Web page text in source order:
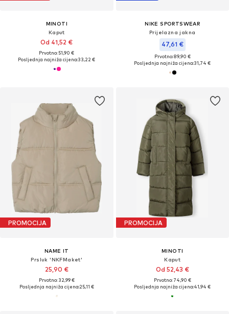
MINOTI
Kaput
Od 41,52 €
Prvotno: 51,90 €
Posljednja najniža cijena:33,22 €
NIKE SPORTSWEAR
Prijelazna jakna
47,61 €
Prvotno: 89,90 €
Posljednja najniža cijena:31,74 €
PROMOCIJA
NAME IT
Prsluk 'NKFMaket'
25,90 €
Prvotno: 32,99 €
Posljednja najniža cijena:25,11 €
PROMOCIJA
MINOTI
Kaput
Od 52,43 €
Prvotno: 74,90 €
Posljednja najniža cijena:41,94 €